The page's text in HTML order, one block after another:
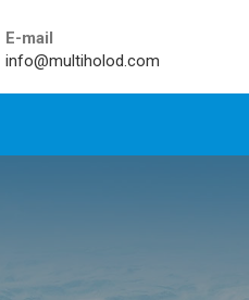
E-mail
info@multiholod.com